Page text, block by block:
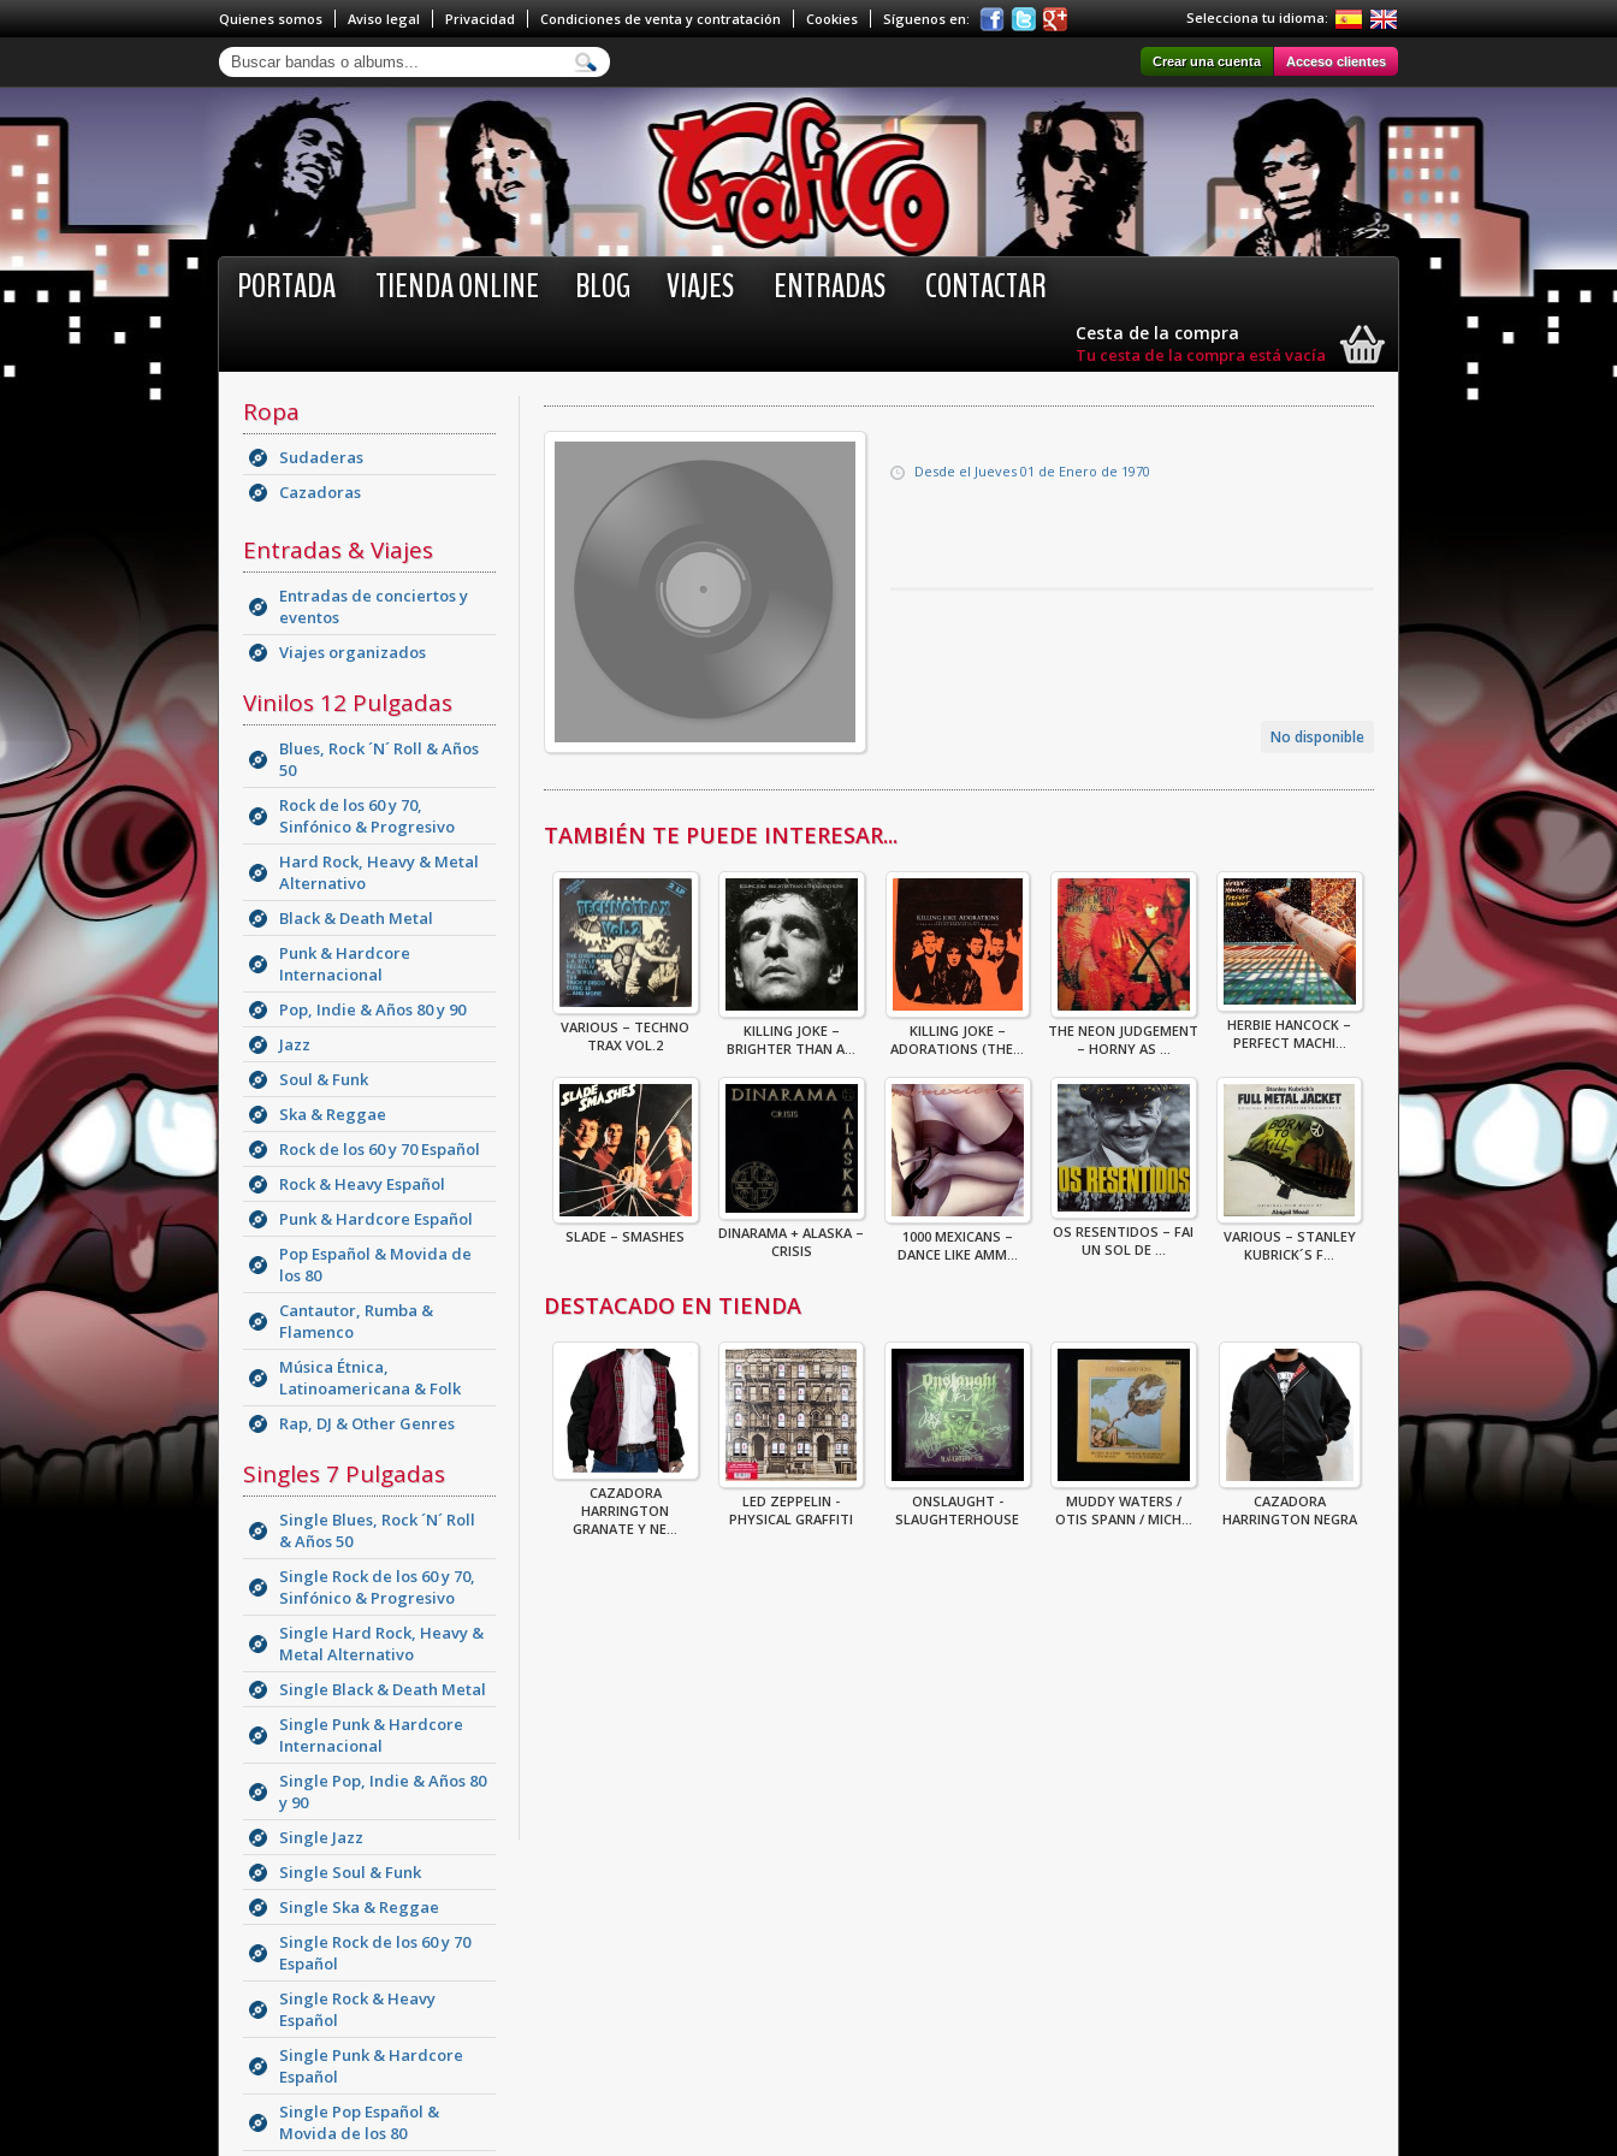
Quienes somos Aviso legal Privacidad Condiciones de venta y contratación Cookies Síguenos en: Selecciona tu idioma:
Crear una cuenta Acceso clientes
PORTADA TIENDA ONLINE BLOG VIAJES ENTRADAS CONTACTAR
Cesta de la compra
Tu cesta de la compra está vacía
Ropa
Sudaderas
Cazadoras
Entradas & Viajes
Entradas de conciertos y
eventos
Viajes organizados
Vinilos 12 Pulgadas
Blues, Rock ´N´ Roll & Años
50
Rock de los 60 y 70,
Sinfónico & Progresivo
Hard Rock, Heavy & Metal
Alternativo
Black & Death Metal
Punk & Hardcore
Internacional
Pop, Indie & Años 80 y 90
Jazz
Soul & Funk
Ska & Reggae
Rock de los 60 y 70 Español
Rock & Heavy Español
Punk & Hardcore Español
Pop Español & Movida de
los 80
Cantautor, Rumba &
Flamenco
Música Étnica,
Latinoamericana & Folk
Rap, DJ & Other Genres
Singles 7 Pulgadas
Single Blues, Rock ´N´ Roll
& Años 50
Single Rock de los 60 y 70,
Sinfónico & Progresivo
Single Hard Rock, Heavy &
Metal Alternativo
Single Black & Death Metal
Single Punk & Hardcore
Internacional
Single Pop, Indie & Años 80
y 90
Single Jazz
Single Soul & Funk
Single Ska & Reggae
Single Rock de los 60 y 70
Español
Single Rock & Heavy
Español
Single Punk & Hardcore
Español
Single Pop Español &
Movida de los 80
Desde el Jueves 01 de Enero de 1970
No disponible
TAMBIÉN TE PUEDE INTERESAR...
VARIOUS – TECHNO
TRAX VOL.2
KILLING JOKE –
BRIGHTER THAN A...
KILLING JOKE –
ADORATIONS (THE...
THE NEON JUDGEMENT
– HORNY AS ...
HERBIE HANCOCK –
PERFECT MACHI...
SLADE – SMASHES
DINARAMA + ALASKA –
CRISIS
1000 MEXICANS –
DANCE LIKE AMM...
OS RESENTIDOS – FAI
UN SOL DE ...
VARIOUS – STANLEY
KUBRICK´S F...
DESTACADO EN TIENDA
CAZADORA
HARRINGTON
GRANATE Y NE...
LED ZEPPELIN -
PHYSICAL GRAFFITI
ONSLAUGHT -
SLAUGHTERHOUSE
MUDDY WATERS /
OTIS SPANN / MICH...
CAZADORA
HARRINGTON NEGRA